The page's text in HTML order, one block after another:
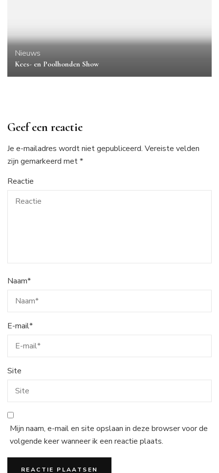
Nieuws
Kees- en Poolhonden Show
Geef een reactie
Je e-mailadres wordt niet gepubliceerd. Vereiste velden
zijn gemarkeerd met*
Reactie
Naam*
E-mail*
Site
Mijn naam, e-mail en site opslaan in deze browser voor de
volgende keer wanneer ik een reactie plaats.